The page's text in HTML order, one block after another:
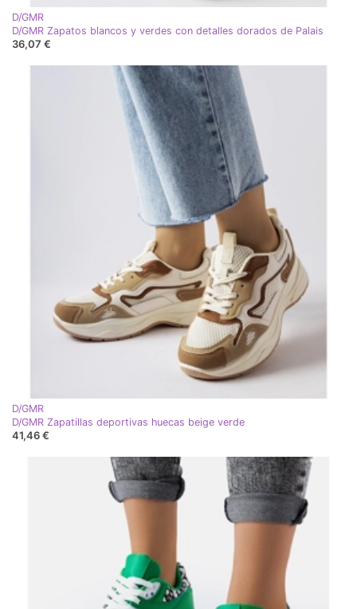
D/GMR
D/GMR Zapatos blancos y verdes con detalles dorados de Palais
36,07 €
D/GMR
D/GMR Zapatillas deportivas huecas beige verde
41,46 €